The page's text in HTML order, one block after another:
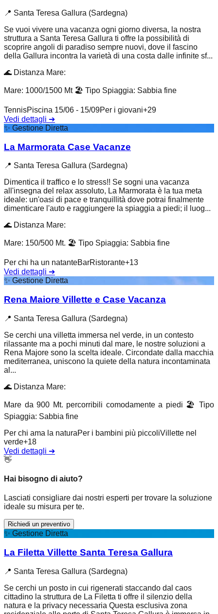
📍 Santa Teresa Gallura (Sardegna)
Se vuoi vivere una vacanza ogni giorno diversa, la nostra
struttura a Santa Teresa Gallura ti offre la possibilità di
scoprire angoli di paradiso sempre nuovi, dove il fascino
della Gallura incontra la varietà di una costa dalle infinite sf...
🌊 Distanza Mare:
Mare: 1000/1500 Mt 🏖️ Tipo Spiaggia: Sabbia fine
TennisPiscina 15/06 - 15/09Per i giovani+29
Vedi dettagli ➔
✨ Gestione Diretta
La Marmorata Case Vacanze
📍 Santa Teresa Gallura (Sardegna)
Dimentica il traffico e lo stress!! Se sogni una vacanza
all'insegna del relax assoluto, La Marmorata è la tua meta
ideale: un'oasi di pace e tranquillità dove potrai finalmente
dimenticare l'auto e raggiungere la spiaggia a piedi; il luog...
🌊 Distanza Mare:
Mare: 150/500 Mt. 🏖️ Tipo Spiaggia: Sabbia fine
Per chi ha un natanteBarRistorante+13
Vedi dettagli ➔
✨ Gestione Diretta
Rena Maiore Villette e Case Vacanza
📍 Santa Teresa Gallura (Sardegna)
Se cerchi una villetta immersa nel verde, in un contesto
rilassante ma a pochi minuti dal mare, le nostre soluzioni a
Rena Majore sono la scelta ideale. Circondate dalla macchia
mediterranea, uniscono la quiete della natura incontaminata
al...
🌊 Distanza Mare:
Mare da 900 Mt. percorribili comodamente a piedi 🏖️ Tipo
Spiaggia: Sabbia fine
Per chi ama la naturaPer i bambini più piccoliVillette nel
verde+18
Vedi dettagli ➔
👋
Hai bisogno di aiuto?
Lasciati consigliare dai nostri esperti per trovare la soluzione
ideale su misura per te.
Richiedi un preventivo
✨ Gestione Diretta
La Filetta Villette Santa Teresa Gallura
📍 Santa Teresa Gallura (Sardegna)
Se cerchi un posto in cui rigenerati staccando dal caos
cittadino la struttura de La Filetta ti offre il silenzio della
natura e la privacy necessaria Questa esclusiva zona